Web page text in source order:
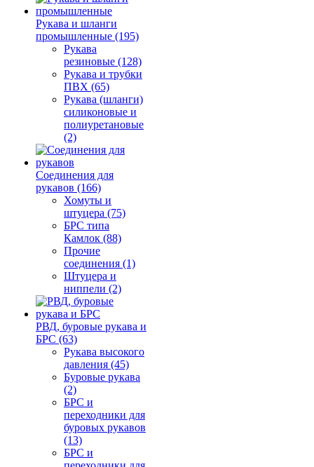
Рукава и шланги
промышленные (195)
Рукава
резиновые (128)
Рукава и трубки
ПВХ (65)
Рукава (шланги)
силиконовые и
полиуретановые
(2)
Соединения для
рукавов (166)
Хомуты и
штуцера (75)
БРС типа
Камлок (88)
Прочие
соединения (1)
Штуцера и
ниппели (2)
РВД, буровые рукава и
БРС (63)
Рукава высокого
давления (45)
Буровые рукава
(2)
БРС и
переходники для
буровых рукавов
(13)
БРС и